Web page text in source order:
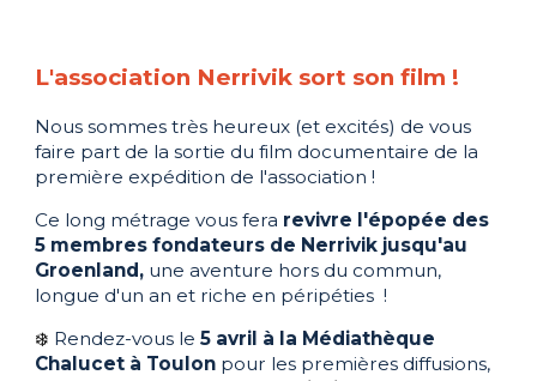
L'association Nerrivik sort son film !
Nous sommes très heureux (et excités) de vous
faire part de la sortie du film documentaire de la
première expédition de l'association !
Ce long métrage vous fera revivre l'épopée des
5 membres fondateurs de Nerrivik jusqu'au
Groenland, une aventure hors du commun,
longue d'un an et riche en péripéties !
❄️ Rendez-vous le 5 avril à la Médiathèque
Chalucet à Toulon pour les premières diffusions,